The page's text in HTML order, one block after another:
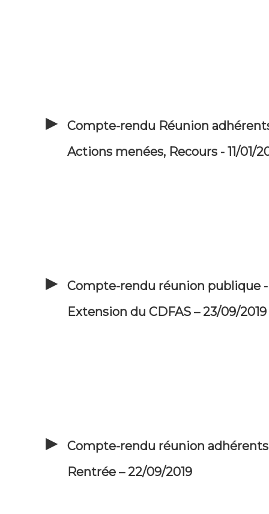
Compte-rendu Réunion
Actions menées, Recours - 11/01/
Compte-rendu réunion publique -
Extension du CDFAS – 23/09/2019
Compte-rendu réunion
Rentrée – 22/09/2019